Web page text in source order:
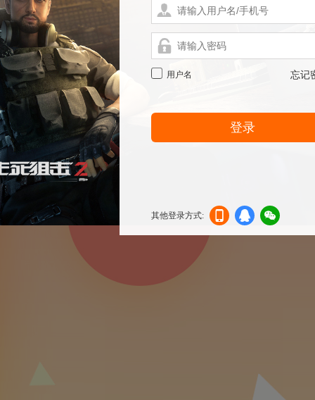
用户名 忘记
登录
其他登录方式:
机登
登录
信登